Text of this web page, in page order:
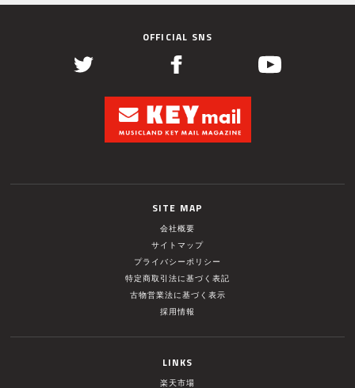
OFFICIAL SNS
SITE MAP
会社概要
サイトマップ
プライバシーポリシー
特定商取引法に基づく表記
古物営業法に基づく表示
採用情報
LINKS
楽天市場